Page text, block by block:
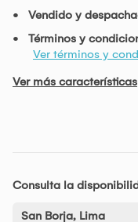
Vendido y
Términos y
Ver términos y
Ver más características
Consulta la
San Borja, Lima